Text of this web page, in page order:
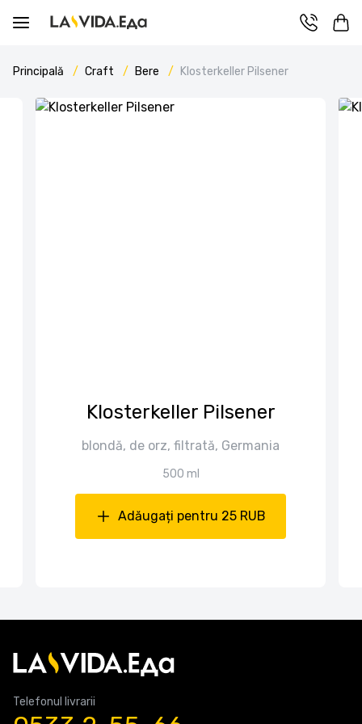
Principală Craft Bere Klosterkeller Pilsener
Klosterkeller Pilsener
blondă, de orz, filtrată, Germania
500 ml
Adăugați pentru 25 RUB
Telefonul livrarii